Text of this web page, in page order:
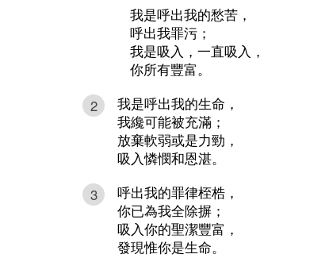
我是呼出我的愁苦，
呼出我罪污；
我是吸入，一直吸入，
你所有豐富。
2
我是呼出我的生命，
我纔可能被充滿；
放棄軟弱或是力勁，
吸入憐憫和恩湛。
3
呼出我的罪律桎梏，
你已為我全除摒；
吸入你的聖潔豐富，
發現惟你是生命。